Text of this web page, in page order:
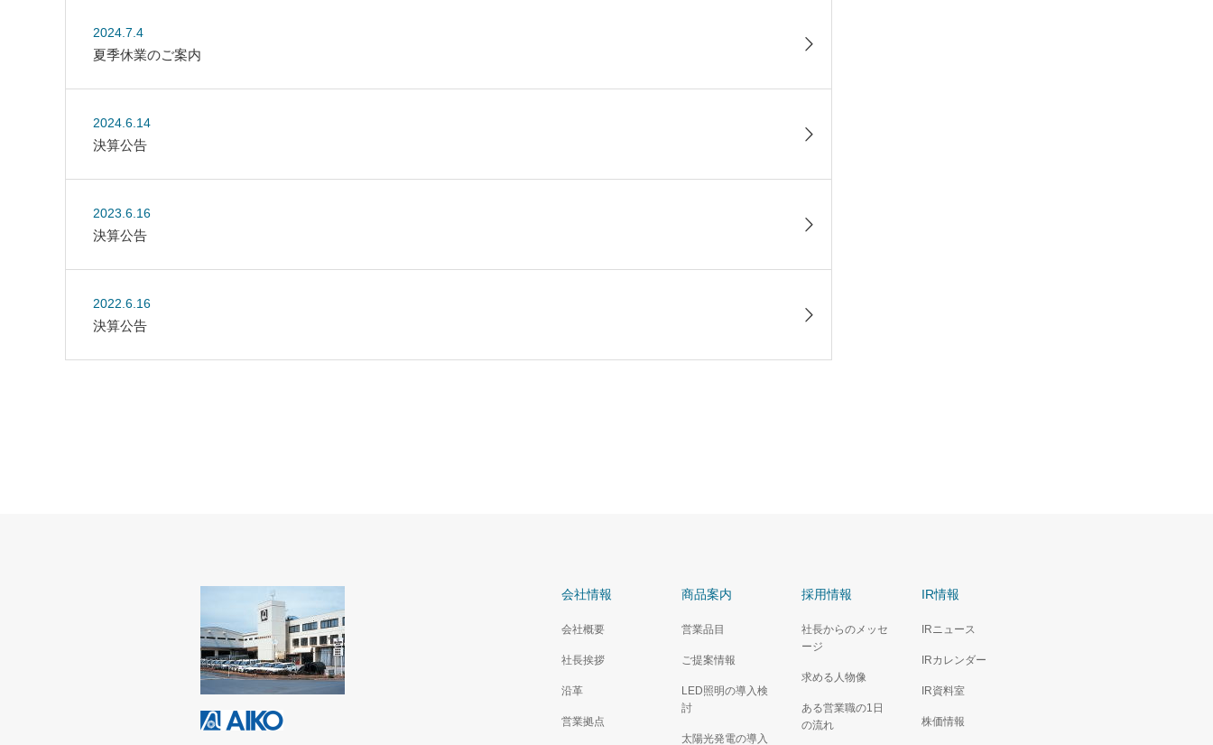
2024.7.4
夏季休業のご案内
2024.6.14
決算公告
2023.6.16
決算公告
2022.6.16
決算公告
会社情報
会社概要
社長挨拶
沿革
営業拠点
商品案内
営業品目
ご提案情報
LED照明の導入検
討
太陽光発電の導入
採用情報
社長からのメッセ
ージ
求める人物像
ある営業職の1日
の流れ
IR情報
IRニュース
IRカレンダー
IR資料室
株価情報